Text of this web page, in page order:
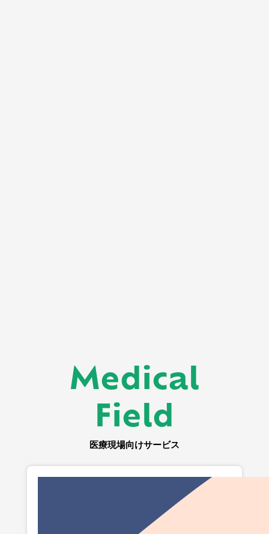
Medical
Field
医療現場向けサービス